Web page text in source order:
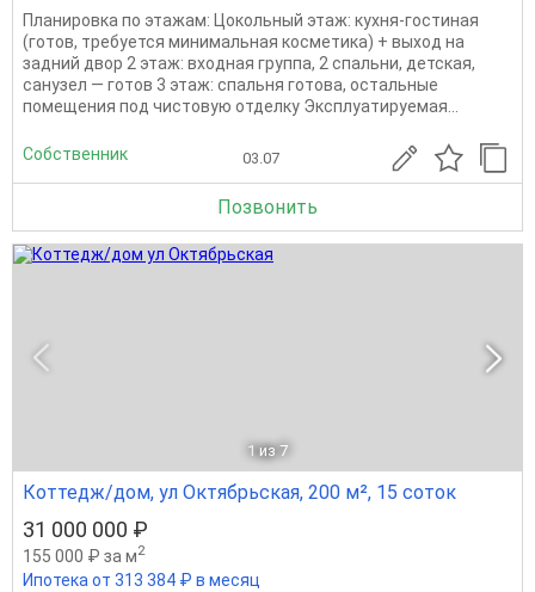
Планировка по этажам: Цокольный этаж: кухня-гостиная
(готов, требуется минимальная косметика) + выход на
задний двор 2 этаж: входная группа, 2 спальни, детская,
санузел — готов 3 этаж: спальня готова, остальные
помещения под чистовую отделку Эксплуатируемая...
Собственник 03.07
Позвонить
1 из 7
Коттедж/дом, ул Октябрьская, 200 м², 15 соток
31 000 000 ₽
155 000 ₽ за м2
Ипотека от 313 384 ₽ в месяц